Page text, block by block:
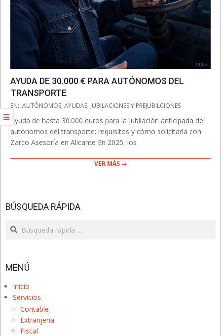
AYUDA DE 30.000 € PARA AUTÓNOMOS DEL
TRANSPORTE
2025-
12
EN: AUTÓNOMOS, AYUDAS, JUBILACIONES Y PREJUBILCIONES
Ayuda de hasta 30.000 euros para la jubilación anticipada de
autónomos del transporte: requisitos y cómo solicitarla con
Zarco Asesoría en Alicante En 2025, los
VER MÁS →
BÚSQUEDA RÁPIDA
Search
MENÚ
Inicio
Servicios
Contable
Extranjería
Fiscal